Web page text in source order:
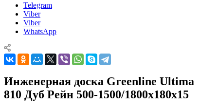
Telegram
Viber
Viber
WhatsApp
Инженерная доска Greenline Ultima
810 Дуб Рейн 500-1500/1800х180х15